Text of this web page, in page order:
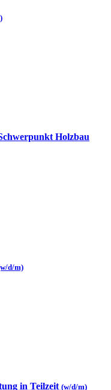
Holzbau
d/m)
in Teilzeit (w/d/m)